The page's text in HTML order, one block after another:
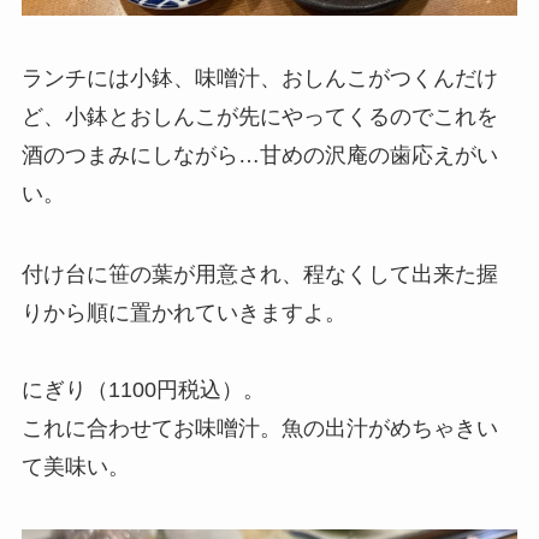
ランチには小鉢、味噌汁、おしんこがつくんだけ
ど、小鉢とおしんこが先にやってくるのでこれを
酒のつまみにしながら…甘めの沢庵の歯応えがい
い。
付け台に笹の葉が用意され、程なくして出来た握
りから順に置かれていきますよ。
にぎり（1100円税込）。
これに合わせてお味噌汁。魚の出汁がめちゃきい
て美味い。